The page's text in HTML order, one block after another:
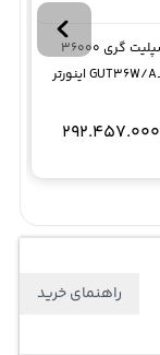
داکت اسپلیت گری 36000
292.457.000
راهنمای خرید